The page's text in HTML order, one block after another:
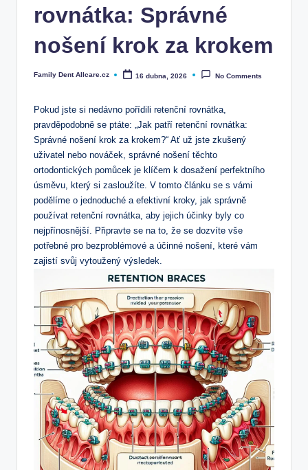
rovnátka: Správné
nošení krok za krokem
Posted
Family Dent Allcare.cz 16 dubna, 2026 No Comments
Pokud jste si nedávno pořídili retenční rovnátka,
pravděpodobně se ptáte: „Jak patří retenční rovnátka:
Správné nošení krok za krokem?“ Ať už jste zkušený
uživatel nebo nováček, správné nošení těchto
ortodontických pomůcek je klíčem k dosažení perfektního
úsměvu, který si zasloužíte. V tomto článku se s vámi
podělíme o jednoduché a efektivní kroky, jak správně
používat retenční rovnátka, aby jejich účinky byly co
nejpřínosnější. Připravte se na to, že se dozvíte vše
potřebné pro bezproblémové a účinné nošení, které vám
zajistí svůj vytoužený výsledek.